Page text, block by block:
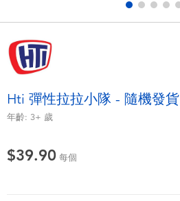
毛毛公仔玩具
夏日用品
Hti 彈性拉拉小隊 - 隨機發貨
年齡: 3+ 歲
$39.90 每個